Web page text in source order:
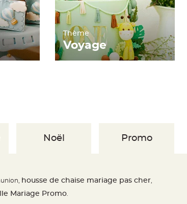
Thème
Voyage
Noël Promo
housse de chaise mariage pas cher
Mariage Promo